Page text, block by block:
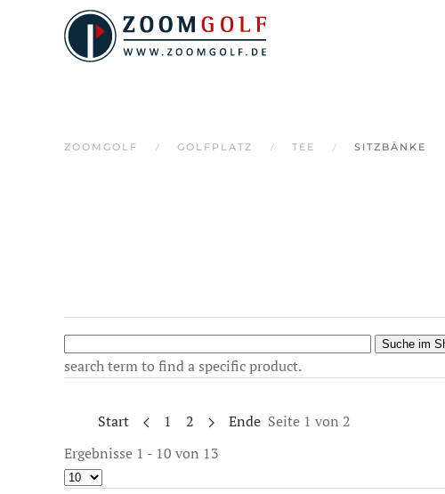
Skip to main content
ZOOMGOLF GOLFPLATZ TEE SITZBÄNKE
search term to find a specific product.
Start 1 2 Ende Seite 1 von 2
Ergebnisse 1 - 10 von 13